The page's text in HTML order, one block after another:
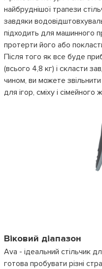
найбруднішої трапези
завдяки
підходить для машинного
протерти його або
Після того як все буде
(всього 4,8 кг) і скласти
чином, ви можете звільнити
для ігор, сміху і сімейного
Віковий діапазон
Ava - ідеальний стільчик
готова пробувати різні